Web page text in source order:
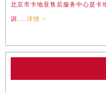
北京市卡地亚售后服务中心是卡
训.... 详情 >